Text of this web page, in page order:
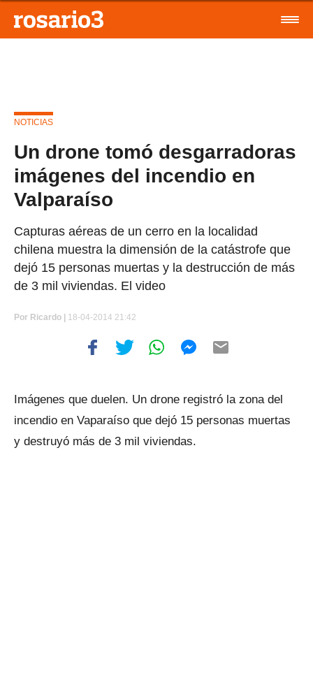
NOTICIAS
Un drone tomó desgarradoras
imágenes del incendio en
Valparaíso
Capturas aéreas de un cerro en la localidad
chilena muestra la dimensión de la catástrofe que
dejó 15 personas muertas y la destrucción de más
de 3 mil viviendas. El video
Por Ricardo | 18-04-2014 21:42
Imágenes que duelen. Un drone registró la zona del
incendio en Vaparaíso que dejó 15 personas muertas
y destruyó más de 3 mil viviendas.